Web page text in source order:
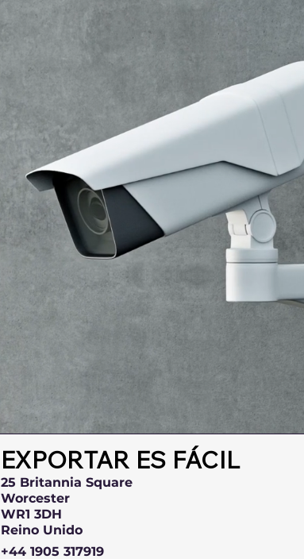
EXPORTAR ES FÁCIL
25 Britannia Square
Worcester
WR1 3DH
Reino Unido
+44 1905 317919